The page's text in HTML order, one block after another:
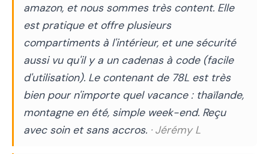
amazon, et nous sommes très content. Elle
est pratique et offre plusieurs
compartiments à l'intérieur, et une sécurité
aussi vu qu'il y a un cadenas à code (facile
d'utilisation). Le contenant de 78L est très
bien pour n'importe quel vacance : thaïlande,
montagne en été, simple week-end. Reçu
avec soin et sans accros. · Jérémy L